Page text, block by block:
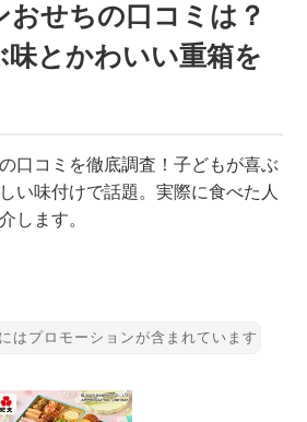
おせちの口コミは？
とかわいい重箱を
口コミを徹底調査！子どもが喜ぶ
い味付けで話題。実際に食べた人
します。